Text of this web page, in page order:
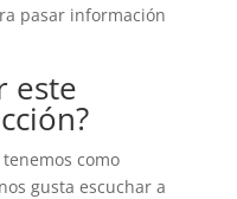
pasar información
este
como
gusta escuchar a